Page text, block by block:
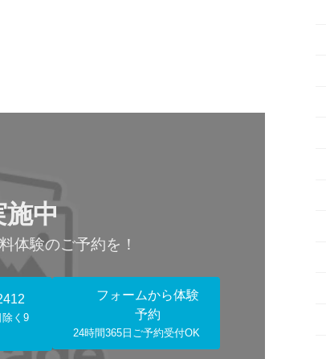
施中
体験のご予約を！
く9
フォームから体験
予約
24時間365日ご予約受付OK